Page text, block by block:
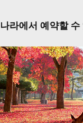
나라에서 예약할